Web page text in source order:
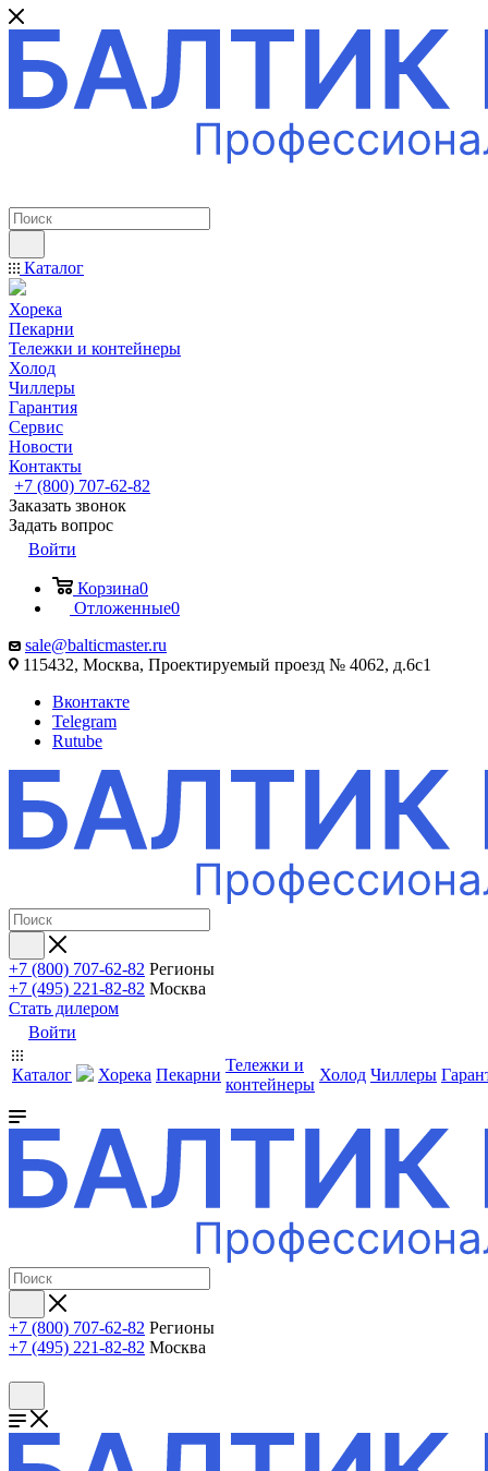
Каталог
Хорека
Пекарни
Тележки и контейнеры
Холод
Чиллеры
Гарантия
Сервис
Новости
Контакты
+7 (800) 707-62-82
Заказать звонок
Задать вопрос
Войти
Корзина0
Отложенные0
sale@balticmaster.ru
115432, Москва, Проектируемый проезд № 4062, д.6с1
Вконтакте
Telegram
Rutube
+7 (800) 707-62-82 Регионы
+7 (495) 221-82-82 Москва
Стать дилером
Войти
Каталог Хорека Пекарни
Тележки и
контейнеры
Холод Чиллеры
+7 (800) 707-62-82 Регионы
+7 (495) 221-82-82 Москва